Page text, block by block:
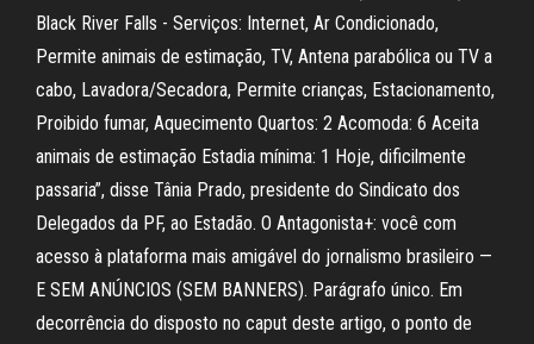
Black River Falls - Serviços: Internet, Ar Condicionado,
Permite animais de estimação, TV, Antena parabólica ou TV a
cabo, Lavadora/Secadora, Permite crianças, Estacionamento,
Proibido fumar, Aquecimento Quartos: 2 Acomoda: 6 Aceita
animais de estimação Estadia mínima: 1 Hoje, dificilmente
passaria”, disse Tânia Prado, presidente do Sindicato dos
Delegados da PF, ao Estadão. O Antagonista+: você com
acesso à plataforma mais amigável do jornalismo brasileiro —
E SEM ANÚNCIOS (SEM BANNERS). Parágrafo único. Em
decorrência do disposto no caput deste artigo, o ponto de